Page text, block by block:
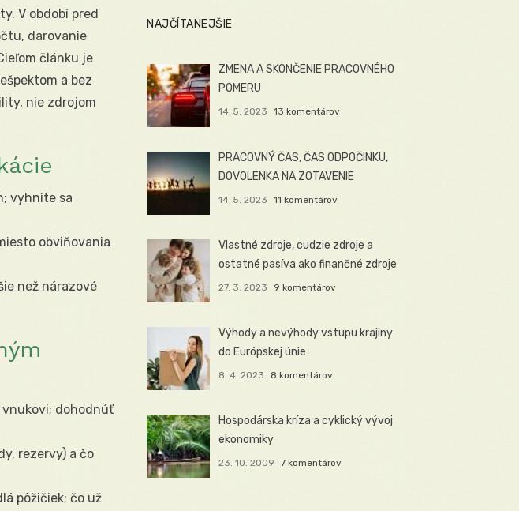
V období pred
darovanie
článku je
a bez
nie zdrojom
vyhnite sa
obviňovania
než nárazové
dohodnúť
rezervy) a čo
pôžičiek; čo už
NAJČÍTANEJŠIE
ZMENA A SKONČENIE PRACOVNÉHO
POMERU
14. 5. 2023 13 komentárov
PRACOVNÝ ČAS, ČAS ODPOČINKU,
DOVOLENKA NA ZOTAVENIE
14. 5. 2023 11 komentárov
Vlastné zdroje, cudzie zdroje a
ostatné pasíva ako finančné zdroje
27. 3. 2023 9 komentárov
Výhody a nevýhody vstupu krajiny
do Európskej únie
8. 4. 2023 8 komentárov
Hospodárska kríza a cyklický vývoj
ekonomiky
23. 10. 2009 7 komentárov